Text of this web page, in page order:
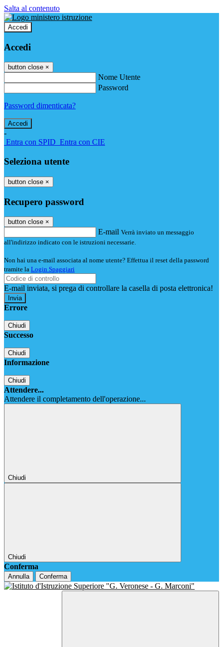
Salta al contenuto
Accedi
Accedi
button close ×
Nome Utente
Password
Password dimenticata?
-
Entra con SPID Entra con CIE
Seleziona utente
button close ×
Recupero password
button close ×
E-mail Verrà inviato un messaggio
all'indirizzo indicato con le istruzioni necessarie.
Non hai una e-mail associata al nome utente? Effettua il reset della password
tramite la Login Spaggiari
E-mail inviata, si prega di controllare la casella di posta elettronica!
Errore
Chiudi
Successo
Chiudi
Informazione
Chiudi
Attendere...
Attendere il completamento dell'operazione...
Chiudi
Chiudi
Conferma
Annulla Conferma